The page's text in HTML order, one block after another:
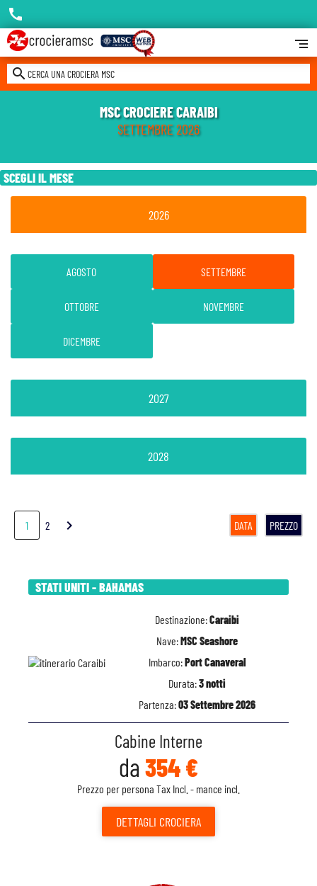
1 2 chevron_right DATA PREZZO
STATI UNITI - BAHAMAS
Destinazione:Caraibi
Nave:MSC Seashore
Imbarco:Port Canaveral
Durata:3 notti
Partenza:03 Settembre 2026
Cabine Interne
da 354 €
Prezzo per persona Tax Incl. - mance incl.
DETTAGLI CROCIERA
SCEGLI IL MESE
2026
AGOSTO SETTEMBRE
OTTOBRE NOVEMBRE
DICEMBRE
2027
2028
MSC CROCIERE CARAIBI
SETTEMBRE 2026
searchCERCA UNA CROCIERA MSC
call
segment